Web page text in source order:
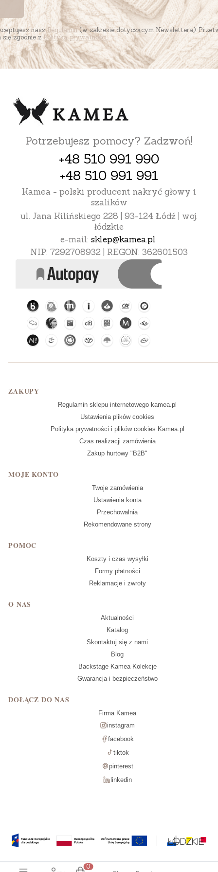
naszRegulamin(w zakresie dotyczącym Newslettera).
się zgodnie zPolityką prywatności.
Potrzebujesz pomocy? Zadzwoń!
+48 510 991 990
+48 510 991 991
Kamea - polski producent nakryć głowy i
szalików
ul. Jana Kilińskiego 228 | 93-124 Łódź | woj.
łódzkie
e-mail: sklep@kamea.pl
NIP: 7292708932 | REGON: 362601503
Linki w stopce
ZAKUPY
Regulamin sklepu internetowego kamea.pl
Ustawienia plików cookies
Polityka prywatności i plików cookies Kamea.pl
Czas realizacji zamówienia
Zakup hurtowy "B2B"
MOJE KONTO
Twoje zamówienia
Ustawienia konta
Przechowalnia
Rekomendowane strony
POMOC
Koszty i czas wysyłki
Formy płatności
Reklamacje i zwroty
O NAS
Aktualności
Katalog
Skontaktuj się z nami
Blog
Backstage Kamea Kolekcje
Gwarancja i bezpieczeństwo
DOŁĄCZ DO NAS
Firma Kamea
instagram
facebook
tiktok
pinterest
linkedin